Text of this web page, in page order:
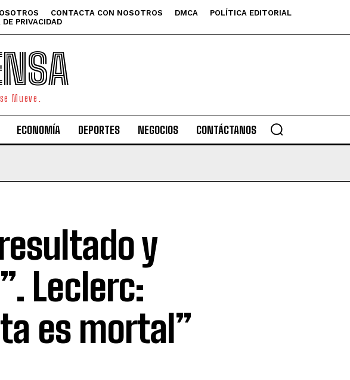
CONTACTA CON NOSOTROS DMCA
POLÍTICA EDITORIAL
PRIVACIDAD
Mueve.
ECONOMÍA DEPORTES NEGOCIOS CONTÁCTANOS
y
Leclerc:
es mortal”